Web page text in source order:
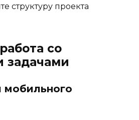
структуру проекта
со
задачами